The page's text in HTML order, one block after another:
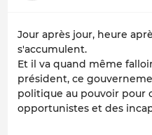
Jour après jour, heure
s'accumulent.
Et il va quand même
président, ce
politique au pouvoir pour
opportunistes et des